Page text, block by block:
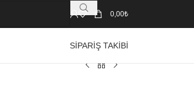
0,00₺
SIPARIŞ TAKIBI